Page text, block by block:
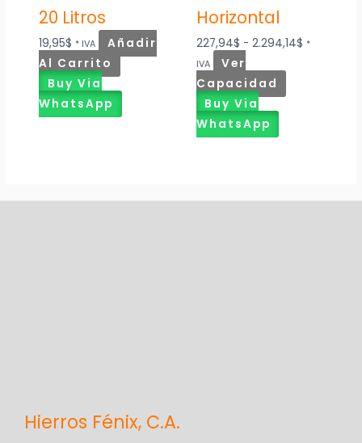
20 Litros
19,95$ * IVA
Añadir
Al Carrito
Buy Via
WhatsApp
Horizontal
227,94$ - 2.294,14$ *
IVA
Ver
Capacidad
Buy Via
WhatsApp
Hierros Fénix, C.A.